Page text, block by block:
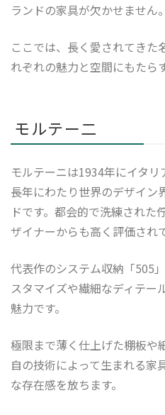
ランドの家具が欠かせません。
ここでは、長く愛されてきた
れぞれの魅力と空間にもたら
モルテー二
モルテーニは1934年にイタリ
長年にわたり世界のデザイン
ドです。都会的で洗練された
ザイナーからも高く評価され
代表作のシステム収納「505
スタマイズや繊細なディテー
魅力です。
極限まで薄く仕上げた棚板や
自の技術によって生まれる家
な存在感を放ちます。